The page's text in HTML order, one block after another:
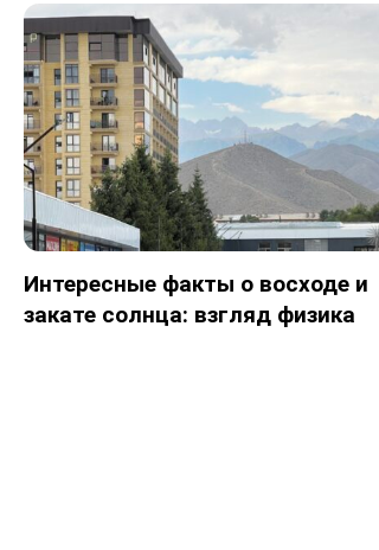
Интересные факты о восходе и
закате солнца: взгляд физика